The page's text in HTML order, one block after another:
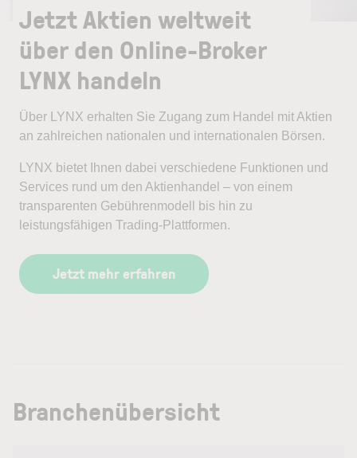
Jetzt Aktien weltweit
über den Online-Broker
LYNX handeln
Über LYNX erhalten Sie Zugang zum Handel mit Aktien
an zahlreichen nationalen und internationalen Börsen.
LYNX bietet Ihnen dabei verschiedene Funktionen und
Services rund um den Aktienhandel – von einem
transparenten Gebührenmodell bis hin zu
leistungsfähigen Trading-Plattformen.
Jetzt mehr erfahren
Branchenübersicht